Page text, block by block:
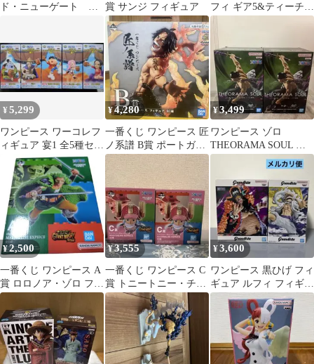
ド・ニューゲート 白
賞 サンジ フィギュア
フィ ギア5&ティーチ
フィギュア 2体セット
¥5,299
ワンピース ワーコレフ
ィギュア 宴1 全5種セッ
¥4,280
一番くじ ワンピース 匠
ノ系譜 B賞 ポートガ
ス・D・エース 匿名
配送
¥3,499
ワンピース ゾロ
THEORAMA SOUL フ
ィギュア 2個セット ま
¥2,500
一番くじ ワンピース A
賞 ロロノア・ゾロ フィ
ギュア
¥3,555
一番くじ ワンピース C
賞 トニートニー・チョ
ッパー フィギュア 2個
セット
¥3,600
ワンピース 黒ひげ フィ
ギュア ルフィ フィギュ
ア